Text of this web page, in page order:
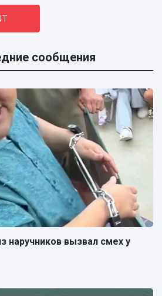
сообщения
наручников вызвал смех у